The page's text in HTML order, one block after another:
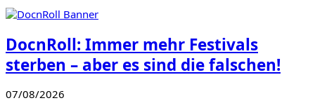
DocnRoll: Immer mehr Festivals
sterben – aber es sind die falschen!
07/08/2026